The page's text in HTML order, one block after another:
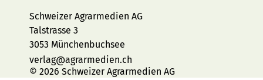
Facebook
InstagramYouTubeLinkedIn
Schweizer Agrarmedien AG
Talstrasse 3
3053 Münchenbuchsee
verlag@agrarmedien.ch
© 2026 Schweizer Agrarmedien AG